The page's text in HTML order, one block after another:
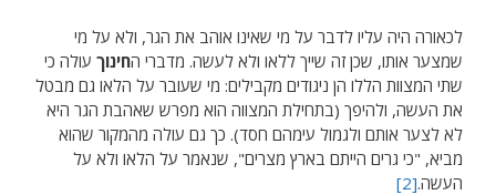
לכאורה היה עליו לדבר על מי שאינו אוהב את הגר, ולא על מי
שמצער אותו, שכן זה שייך ללאו ולא לעשה. מדברי החינוך עולה כי
שתי המצוות הללו הן ניגודים מקבילים: מי שעובר על הלאו גם מבטל
את העשה, ולהיפך (בתחילת המצווה הוא מפרש שאהבת הגר היא
לא לצער אותם ולגמול עימהם חסד). כך גם עולה מהמקור שהוא
מביא, "כי גרים הייתם בארץ מצרים", שנאמר על הלאו ולא על
העשה.[2]